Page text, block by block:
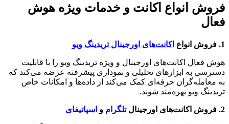
فروش انواع اکانت و خدمات ویژه هوش
فعال
1. فروش انواع اکانت‌های اورجینال تریدینگ ویو
هوش فعال اکانت‌های اورجینال و ویژه تریدینگ ویو را با قابلیت
دسترسی به ابزارهای تحلیلی و نموداری پیشرفته عرضه می‌کند که
به معامله‌گران حرفه‌ای کمک می‌کند از داده‌ها و امکانات خاص
تریدینگ ویو بهره‌مند شوند.
2. فروش اکانت‌های اورجینال تلگرام و اسپاتیفای